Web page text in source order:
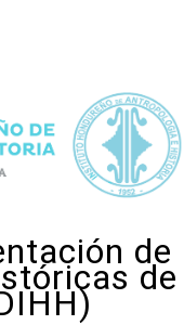
de
de